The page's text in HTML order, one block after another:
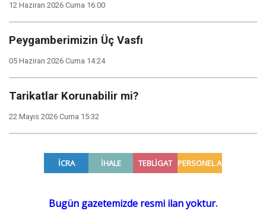
12 Haziran 2026 Cuma 16:00
Peygamberimizin Üç Vasfı
05 Haziran 2026 Cuma 14:24
Tarikatlar Korunabilir mi?
22 Mayıs 2026 Cuma 15:32